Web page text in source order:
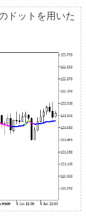
ドットを用いた